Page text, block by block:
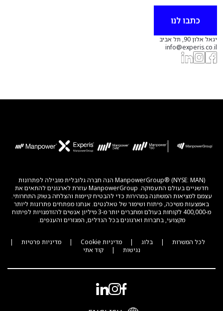
כתבו לנו
יגאל אלון 90, תל אביב
info@experis.co.il
ManpowerGroup® (NYSE: MAN) הנה חברה גלובלית מובילה לפתרונות
חדשניים בעולם התעסוקה. ManpowerGroup עוזרת לארגונים להתאים את
עצמם למציאות המשתנה במהירות כדי להבטיח קיימות והצלחה בשוק התחרותי.
באמצעות משיכה, פיתוח ושימור של טאלנטים. אנחנו מפתחים פתרונות ליותר
מ-400,000 לקוחות בעולם ומחברים יותר מ-3 מיליון אנשים להזדמנויות לפיתוח
מקצועי, בחברות וארגונים בכל הגדלים, המגזרים והענפים.
לכל המשרות | בלוג | מדיניות Cookie | מדיניות פרטיות
|
נגישות
| קוד אתי